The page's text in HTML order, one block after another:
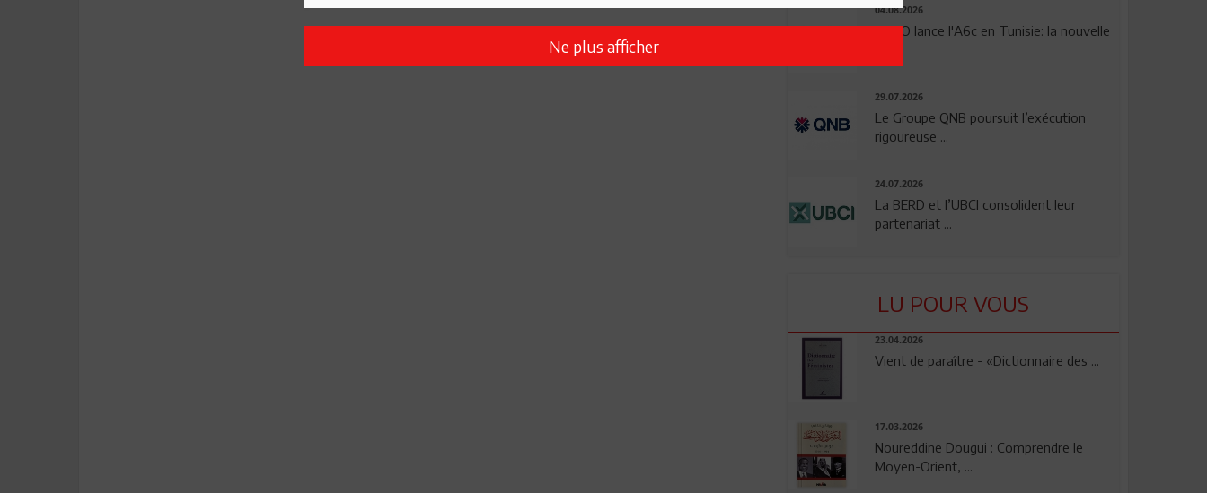
04.08.2026
OPPO lance l'A6c en Tunisie: la nouvelle
29.07.2026
Le Groupe QNB poursuit l’exécution
rigoureuse ...
24.07.2026
La BERD et l’UBCI consolident leur
partenariat ...
LU POUR VOUS
23.04.2026
Vient de paraître - «Dictionnaire des ...
17.03.2026
Noureddine Dougui : Comprendre le
Moyen-Orient, ...
Ne plus afficher